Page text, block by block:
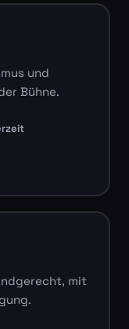
und
Bühne.
mit